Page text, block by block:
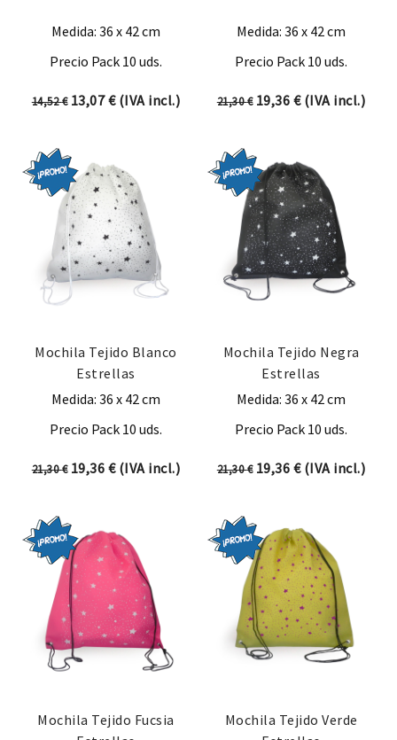
Medida: 36 x 42 cm
Precio Pack 10 uds.
14,52€ El precio original era: 14,52 €.
13,07€El precio actual es: 13,07 €.
(IVA incl.)
Medida: 36 x 42 cm
Precio Pack 10 uds.
21,30€ El precio original era:
19,36 €El precio
(IVA incl.)
Mochila Tejido Blanco
Estrellas
Medida: 36 x 42 cm
Precio Pack 10 uds.
21,30€ El precio original era: 21,30 €.
19,36 €El precio actual es: 19,36 €.
(IVA incl.)
Mochila Tejido Negra
Estrellas
Medida: 36 x 42 cm
Precio Pack 10 uds.
21,30€ El precio original era:
19,36 €El precio
(IVA incl.)
Mochila Tejido Fucsia
Mochila Tejido Verde